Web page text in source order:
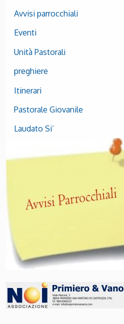
Avvisi parrocchiali
Eventi
Unità Pastorali
preghiere
Itinerari
Pastorale Giovanile
Laudato Si’